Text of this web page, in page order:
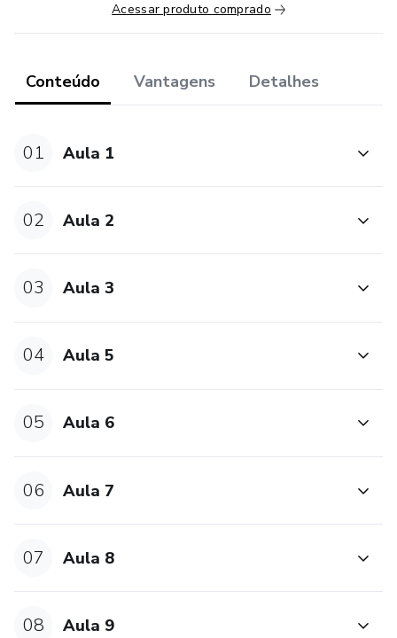
de 500 alunos ja se beneficiaram desse curso; muitos
aprovados em concursos e pós-graduação nas mais
Unicamp, UFU etc. O professor é formado em economia
com doutorado em economia aplicada pela USP, tendo
Pindyck, Robert S., Daniel L. Rubinfeld, and Esther
Varian, Hal R. Microeconomia-princípios básicos. Elsevier
Acessar produto comprado
Conteúdo Vantagens Detalhes
01 Aula 1
02 Aula 2
03 Aula 3
04 Aula 5
05 Aula 6
06 Aula 7
07 Aula 8
08 Aula 9